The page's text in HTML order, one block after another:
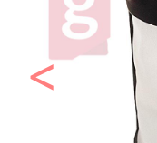
Előző